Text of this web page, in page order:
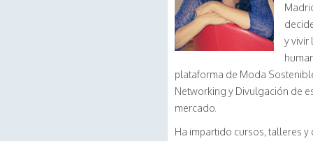
y vivir
plataforma de Moda
Networking y Divulgación de
mercado.
Ha impartido cursos, talleres y